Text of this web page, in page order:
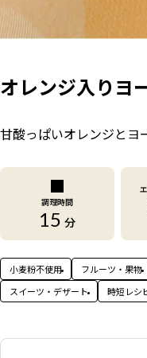
オレンジ入りヨ
甘酸っぱいオレンジとヨ
調理時間
15 分
小麦粉不使用 フルーツ・果物
スイーツ・デザート 時短レシ